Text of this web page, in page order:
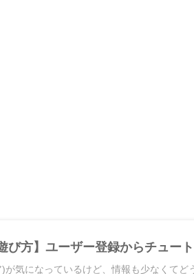
び方】ユーザー登録からチュー
が気になっているけど、情報も少なくて